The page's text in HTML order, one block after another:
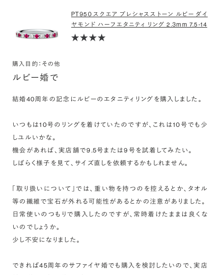
PT950 スクエア プレシャスストーン ルビー ダイ
ヤモンド ハーフエタニティ リング 2.3mm 7.5-14
購入目的：その他
ルビー婚で
結婚40周年の記念にルビーのエタニティリングを購入しました。
いつもは10号のリングを着けていたのですが、これは10号でも少
しユルいかな。
機会があれば、実店舗で9.5号または9号を試着してみたい。
しばらく様子を見て、サイズ直しを依頼するかもしれません。
「取り扱いについて」では、重い物を持つのを控えるとか、タオル
等の繊維で宝石が外れる可能性があるとかの注意がありました。
日常使いのつもりで購入したのですが、常時着けたままは良くな
いのでしょうか。
少し不安になりました。
できれば45周年のサファイヤ婚でも購入を検討したいので、実店